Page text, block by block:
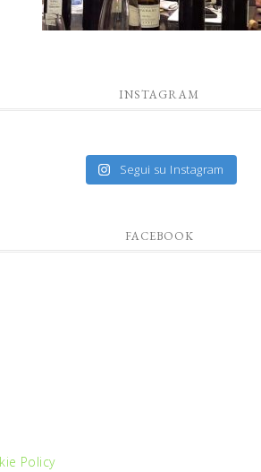
INSTAGRAM
Segui su Instagram
FACEBOOK
Policy